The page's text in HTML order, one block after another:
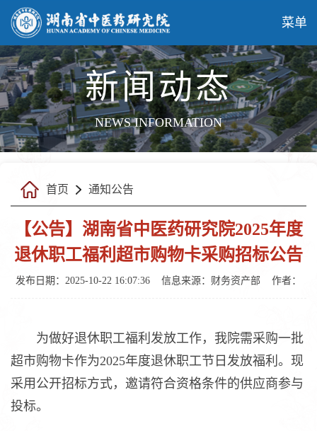
菜单
新闻动态
NEWS INFORMATION
首页 通知公告
【公告】湖南省中医药研究院2025年度
退休职工福利超市购物卡采购招标公告
发布日期：2025-10-22 16:07:36 信息来源：财务资产部 作者：
为做好退休职工福利发放工作，我院需采购一批
超市购物卡作为2025年度退休职工节日发放福利。现
采用公开招标方式，邀请符合资格条件的供应商参与
投标。